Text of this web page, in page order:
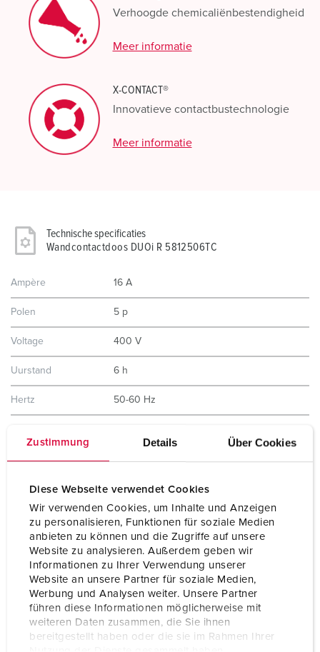
Zustimmung Details Über Cookies
Diese Webseite verwendet Cookies
Wir verwenden Cookies, um Inhalte und Anzeigen
zu personalisieren, Funktionen für soziale Medien
anbieten zu können und die Zugriffe auf unsere
Website zu analysieren. Außerdem geben wir
Informationen zu Ihrer Verwendung unserer
Website an unsere Partner für soziale Medien,
Werbung und Analysen weiter. Unsere Partner
führen diese Informationen möglicherweise mit
weiteren Daten zusammen, die Sie ihnen
bereitgestellt haben oder die sie im Rahmen Ihrer
Verhoogde chemicaliënbestendigheid
Meer informatie
X-CONTACT®
Innovatieve contactbustechnologie
Meer informatie
Technische specificaties
Wandcontactdoos DUOi R 5812506TC
Ampère 16 A
Polen 5 p
Voltage 400 V
Uurstand 6 h
Hertz 50-60 Hz
Contacten
Beschermingsgraad IP67 / IP69
Behuizing materiaal
Kunststof, hoge resistentie tegen
chemicaliën / AMELAN
Gewicht 1245 g